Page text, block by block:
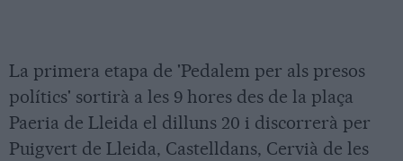
La primera etapa de 'Pedalem per als presos
polítics' sortirà a les 9 hores des de la plaça
Paeria de Lleida el dilluns 20 i discorrerà per
Puigvert de Lleida, Castelldans, Cervià de les